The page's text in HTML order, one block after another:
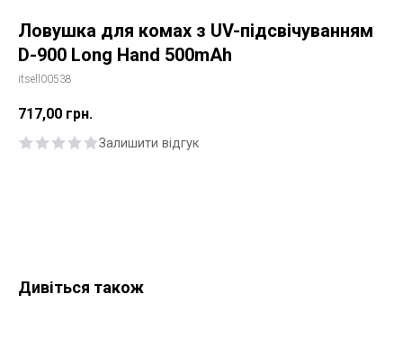
Ловушка для комах з UV-підсвічуванням
D-900 Long Hand 500mAh
itsell00538
717,00 грн.
Залишити відгук
Дивіться також